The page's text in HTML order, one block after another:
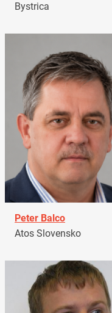
Bystrica
Peter Balco
Atos Slovensko